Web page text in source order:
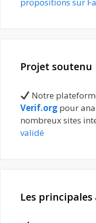
Projet soutenu
Notre
Verif.org pour
nombreux sites
validé
Les